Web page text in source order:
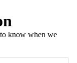
know when we